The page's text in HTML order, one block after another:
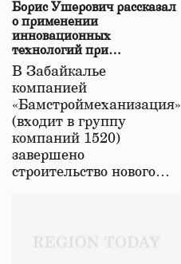
Борис Ушерович рассказал
о применении
инновационных
технологий при
строительстве нового моста
в Забайкалье
В Забайкалье
компанией
«Бамстроймеханизация»
(входит в группу
компаний 1520)
завершено
строительство нового…